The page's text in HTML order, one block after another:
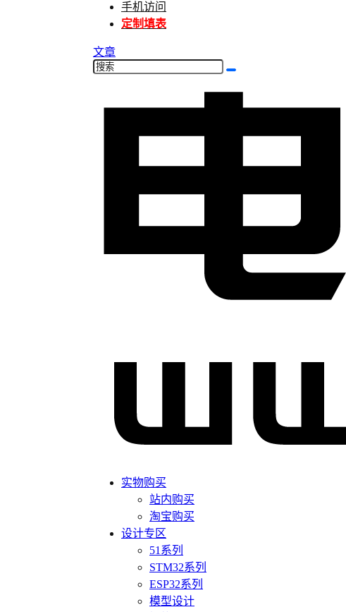
手机访问
定制填表
文章
实物购买
站内购买
淘宝购买
设计专区
51系列
STM32系列
ESP32系列
模型设计